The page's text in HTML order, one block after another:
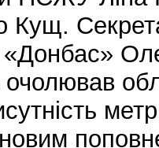
Кущ.
«Донбас»
очолював